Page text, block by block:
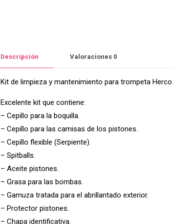
Descripción Valoraciones 0
Kit de limpieza y mantenimiento para trompeta
Excelente kit que contiene:
– Cepillo para la boquilla.
– Cepillo para las camisas de los pistones.
– Cepillo flexible (Serpiente).
– Spitballs.
– Aceite pistones.
– Grasa para las bombas.
– Gamuza tratada para el abrillantado exterior.
– Protector pistones.
– Chapa identificativa.